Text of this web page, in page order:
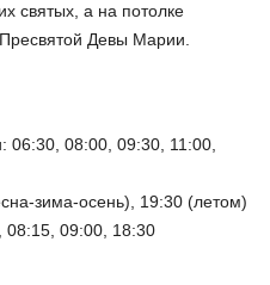
святых, а на потолке
Девы Марии.
06:30, 08:00, 09:30, 11:00,
зима-осень), 19:30 (летом)
08:15, 09:00, 18:30